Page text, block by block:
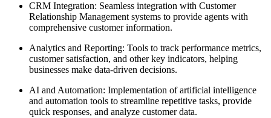
CRM Integration: Seamless integration with Customer
Relationship Management systems to provide agents with
comprehensive customer information.
Analytics and Reporting: Tools to track performance metrics,
customer satisfaction, and other key indicators, helping
businesses make data-driven decisions.
AI and Automation: Implementation of artificial intelligence
and automation tools to streamline repetitive tasks, provide
quick responses, and analyze customer data.